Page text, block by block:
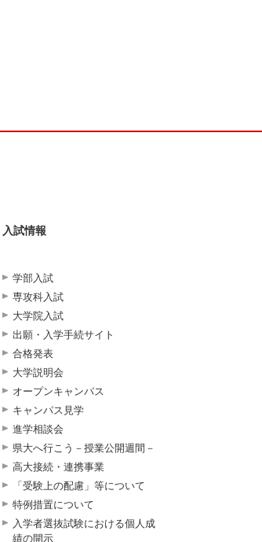
入試情報
学部入試
専攻科入試
大学院入試
出願・入学手続サイト
合格発表
大学説明会
オープンキャンパス
キャンパス見学
進学相談会
県大へ行こう－授業公開週間－
高大接続・連携事業
「受験上の配慮」等について
特例措置について
入学者選抜試験における個人成
績の開示